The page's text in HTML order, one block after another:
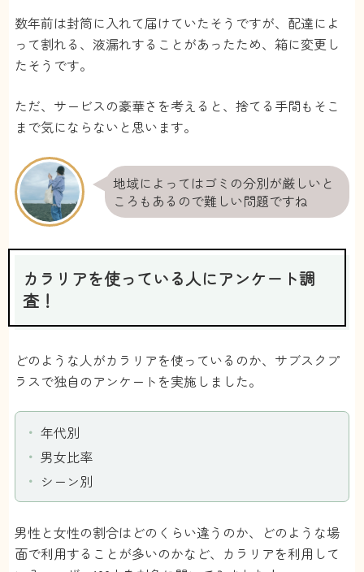
普段そんなに香水を使わない人だったらお得か
と思います。
私は毎日使うので、カラリアの香水だと1〜2週
ゃいます。
2
直接匂いを嗅げないというのはデメリットかも
しれません。
あるのですが、そもそも分からないようなもの
もあるので選びにくいです。匂いの試供品みた
いなものとか送ってくれるといいかもしれませ
それか直接店に出向いて確認するかですね。
最初は豪華な箱だと思ってたんですけど、送ら
れてくる度にゴミになるので捨てるのが少々面
て、どうしてもそこが気になってしまいます。
昔は紙袋みたいだったので、改善されたかもし
数年前は封筒に入れて届けていたそうですが、配達によ
って割れる、液漏れすることがあったため、箱に変更し
たそうです。
ただ、サービスの豪華さを考えると、捨てる手間もそこ
まで気にならないと思います。
地域によってはゴミの分別が厳しいと
ころもあるので難しい問題ですね
カラリアを使っている人にアンケート調
査！
どのような人がカラリアを使っているのか、サブスクプ
ラスで独自のアンケートを実施しました。
年代別
男女比率
シーン別
男性と女性の割合はどのくらい違うのか、どのような場
面で利用することが多いのかなど、カラリアを利用して